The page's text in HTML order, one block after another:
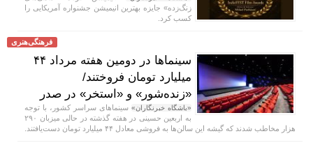
زنگ‌زده» جایزه بهترین انیمیشن جشنواره آمریکایی را
کسب کرد.
فرهنگی‌هنری
سینماها در دومین هفته‌ مرداد ۴۴
میلیارد تومان فروختند/
«زنده‌شور» و «استخر» در صدر
«باشگاه خبرنگاران» سینماهای سراسر کشور، با توجه
به اربعین حسینی در هفته‌ گذشته در حالی میزبان ۲۹۰
هزار مخاطب شدند که گیشه این سالن‌ها به فروشی معادل ۴۴ میلیارد تومان دست‌یافتند.